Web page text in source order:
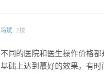
冯斌 2楼
不同的医院和医生操作价格
基础上达到蕞好的效果。有